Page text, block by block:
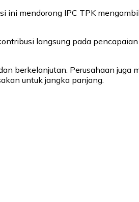
ini mendorong IPC TPK
langsung pada pencapaian
berkelanjutan. Perusahaan juga
untuk jangka panjang.